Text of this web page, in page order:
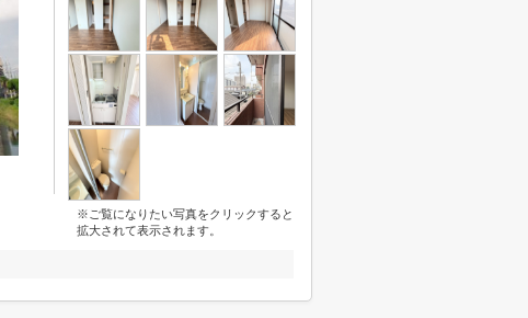
※ご覧になりたい写真をクリックすると
拡大されて表示されます。